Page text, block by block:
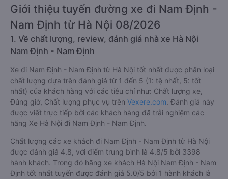
Giới thiệu tuyến đường xe đi Nam Định -
Nam Định từ Hà Nội 08/2026
1. Về chất lượng, review, đánh giá nhà xe Hà Nội
Nam Định - Nam Định
Xe đi Nam Định - Nam Định từ Hà Nội tốt nhất được phân loại
chất lượng dựa trên đánh giá từ 1 đến 5 (1: tệ nhất, 5: tốt
nhất) của khách hàng với các tiêu chí như: Chất lượng xe,
Đúng giờ, Chất lượng phục vụ trên Vexere.com. Đánh giá này
được viết trực tiếp bởi các khách hàng đã trải nghiệm các
hãng Xe Hà Nội đi Nam Định - Nam Định.
Chất lượng các xe khách đi Nam Định - Nam Định từ Hà Nội
được đánh giá 4.8, với điểm trung bình là 4.8/5 bởi 3398
hành khách. Trong đó hãng xe khách Hà Nội Nam Định - Nam
Định tốt nhất tuyến được đánh giá 5.0/5 bởi 1 hành khách là